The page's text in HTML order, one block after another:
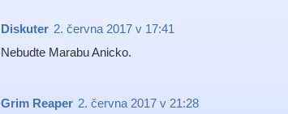
Diskuter 2. června 2017 v 17:41
Nebudte Marabu Anicko.
Grim Reaper 2. června 2017 v 21:28